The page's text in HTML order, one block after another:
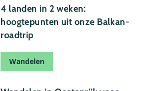
4 landen in 2 weken:
hoogtepunten uit onze Balkan-
roadtrip
Wandelen